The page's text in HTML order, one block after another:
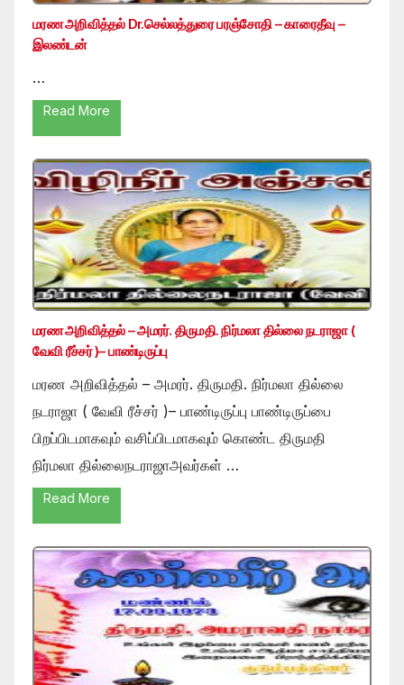
மரண அறிவித்தல் Dr.செல்லத்துரை பரஞ்சோதி – காரைதீவு –
இலண்டன்
…
Read More
மரண அறிவித்தல் – அமரர். திருமதி. நிர்மலா தில்லை நடராஜா (
வேவி ரீச்சர் )– பாண்டிருப்பு
மரண அறிவித்தல் – அமரர். திருமதி. நிர்மலா தில்லை
நடராஜா ( வேவி ரீச்சர் )– பாண்டிருப்பு பாண்டிருப்பை
பிறப்பிடமாகவும் வசிப்பிடமாகவும் கொண்ட திருமதி
நிர்மலா தில்லைநடராஜாஅவர்கள் …
Read More